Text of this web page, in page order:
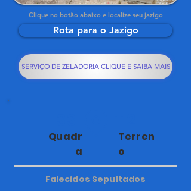
Clique no botão abaixo e localize seu jazigo
Rota para o Jazigo
SERVIÇO DE ZELADORIA CLIQUE E SAIBA MAIS
Quadr
a
Terren
o
Falecidos Sepultados